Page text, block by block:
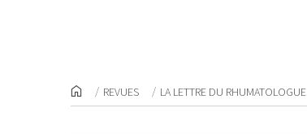
REVUES LA LETTRE DU RHUMATOLOGUE